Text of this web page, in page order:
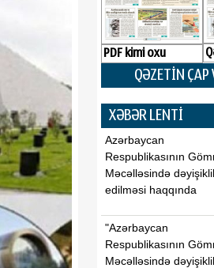
PDF kimi oxu
QƏZETİN ÇAP
XƏBƏR LENTİ
Azərbaycan
Respublikasının
Məcəlləsində
edilməsi haqqında
"Azərbaycan
Respublikasının
Məcəlləsində